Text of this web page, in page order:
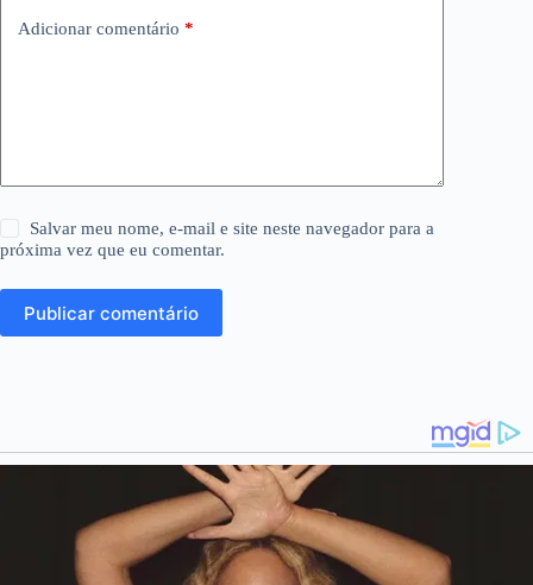
Adicionar comentário *
Salvar meu nome, e-mail e site neste navegador para a
próxima vez que eu comentar.
Publicar comentário